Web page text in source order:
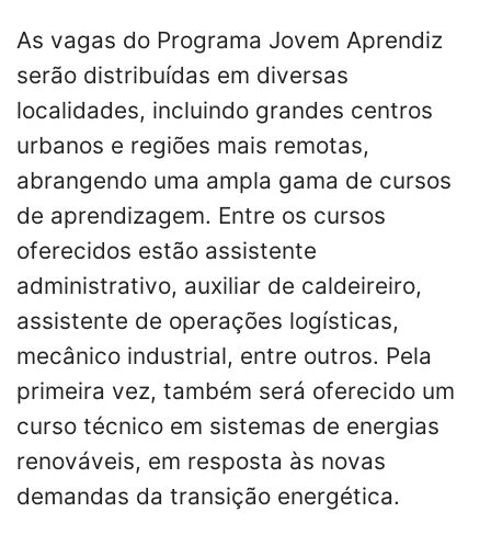
As vagas do Programa Jovem Aprendiz
serão distribuídas em diversas
localidades, incluindo grandes centros
urbanos e regiões mais remotas,
abrangendo uma ampla gama de cursos
de aprendizagem. Entre os cursos
oferecidos estão assistente
administrativo, auxiliar de caldeireiro,
assistente de operações logísticas,
mecânico industrial, entre outros. Pela
primeira vez, também será oferecido um
curso técnico em sistemas de energias
renováveis, em resposta às novas
demandas da transição energética.